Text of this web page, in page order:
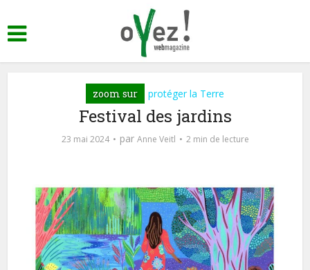
zoom sur protéger la Terre
Festival des jardins
23 mai 2024 par Anne Veitl 2 min de lecture